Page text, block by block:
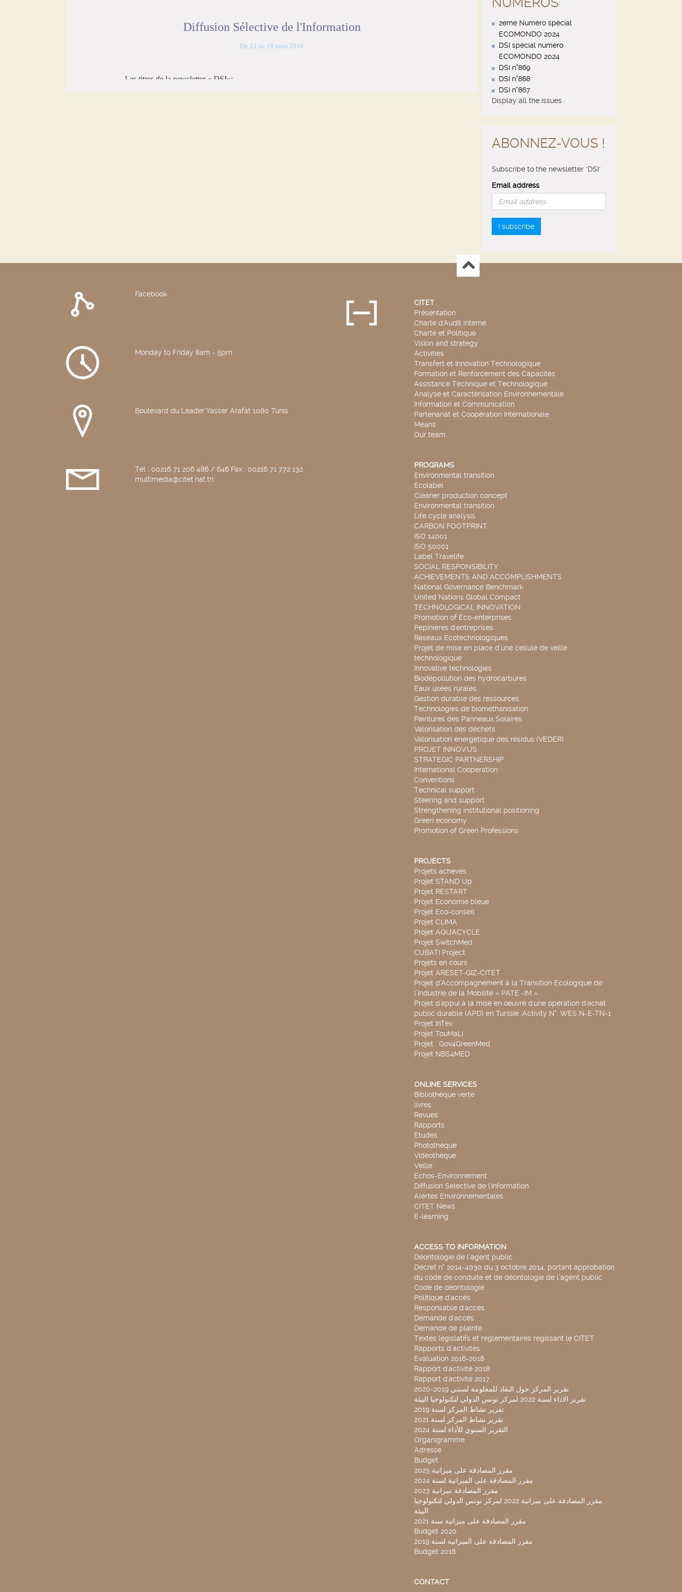
2eme Numéro spécial
ECOMONDO 2024
DSI spécial numéro
ECOMONDO 2024
DSI n°869
DSI n°868
DSI n°867
Display all the issues
ABONNEZ-VOUS !
Subscribe to the newsletter "DSI"
Email address
I subscribe
Facebook
Monday to Friday 8am - 5pm
Boulevard du Leader Yasser Arafat 1080 Tunis
Tél : 00216 71 206 486 / 646 Fax : 00216 71 772 132
multimedia@citet.nat.tn
CITET
Présentation
Charte d'Audit interne
Charte et Politique
Vision and strategy
Activities
Transfert et Innovation Technologique
Formation et Renforcement des Capacités
Assistance Technique et Technologique
Analyse et Caractérisation Environnementale
Information et Communication
Partenariat et Coopération Internationale
Means
Our team
PROGRAMS
Environmental transition
Ecolabel
Cleaner production concept
Environmental transition
Life cycle analysis
CARBON FOOTPRINT
ISO 14001
ISO 50001
Label Travelife
SOCIAL RESPONSIBILITY
ACHIEVEMENTS AND ACCOMPLISHMENTS
National Governance Benchmark
United Nations Global Compact
TECHNOLOGICAL INNOVATION
Promotion of Eco-enterprises
Pépinières d'entreprises
Réseaux Ecotechnologiques
Projet de mise en place d’une cellule de veille
technologique
Innovative technologies
Biodépollution des hydrocarbures
Eaux usées rurales
Gestion durable des ressources
Technologies de biométhanisation
Peintures des Panneaux Solaires
Valorisation des déchets
Valorisation énergétique des résidus (VEDER)
PROJET INNOV'US
STRATEGIC PARTNERSHIP
International Cooperation
Conventions
Technical support
Steering and support
Strengthening institutional positioning
Green economy
Promotion of Green Professions
PROJECTS
Projets achevés
Projet STAND Up
Projet RESTART
Projet Economie bleue
Projet Eco-conseil
Projet CLIMA
Projet AQUACYCLE
Projet SwitchMed
CUBATI Project
Projets en cours
Projet ARESET-GIZ-CITET
Projet d’Accompagnement à la Transition Ecologique de
l’Industrie de la Mobilité « PATE -IM »
Projet d'appui à la mise en oeuvre d'une opération d'achat
public durable (APD) en Tunisie :Activity N°: WES N-E-TN-1
Projet InTex
Projet TouMaLi
Projet : Gov4GreenMed
Projet NBS4MED
ONLINE SERVICES
Bibliothèque verte
livres
Revues
Rapports
Etudes
Photothèque
Vidéothèque
Veille
Echos-Environnement
Diffusion Sélective de l'Information
Alertes Environnementales
CITET News
E-learning
ACCESS TO INFORMATION
Déontologie de l’agent public
Décret n° 2014-4030 du 3 octobre 2014, portant approbation
du code de conduite et de déontologie de l’agent public
Code de déontologie
Politique d'accès
Responsable d'accès
Demande d'accès
Demande de plainte
Textes législatifs et réglementaires régissant le CITET
Rapports d’activités
Evaluation 2016-2018
Rapport d'activité 2018
Rapport d'activité 2017
تقرير المركز حول النفاذ للمعلومة لسنتي 2019-2020
تقرير الاداء لسنة 2022 لمركز تونس الدولي لتكنولوجيا البيئة
تقرير نشاط المركز لسنة 2019
تقرير نشاط المركز لسنة 2021
التقرير السنوي للأداء لسنة 2024
Organigramme
Adresse
Budget
2025 مقرر المصادقة على ميزانية
مقرر المصادقة على الميزانية لسنة 2024
مقرر المصادقة ميزانية 2023
مقرر المصادقة على ميزانية 2022 لمركز تونس الدولي لتكنولوجيا
البيئة
مقرر المصادقة على ميزانية سنة 2021
Budget 2020
مقرر المصادقة على الميزانية لسنة 2019
Budget 2018
CONTACT